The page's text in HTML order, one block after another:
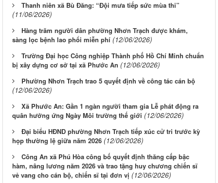
Thanh niên xã Bù Đăng: “Đội mưa tiếp sức mùa thi”
(11/06/2026)
Hàng trăm người dân phường Nhơn Trạch được khám,
sàng lọc bệnh lao phổi miễn phí (12/06/2026)
Trường Đại học Công nghiệp Thành phố Hồ Chí Minh chuẩn
bị xây dựng cơ sở tại xã Phước An (12/06/2026)
Phường Nhơn Trạch trao 5 quyết định về công tác cán bộ
(12/06/2026)
Xã Phước An: Gần 1 ngàn người tham gia Lễ phát động ra
quân hưởng ứng Ngày Môi trường thế giới (12/06/2026)
Đại biểu HĐND phường Nhơn Trạch tiếp xúc cử tri trước kỳ
họp thường lệ giữa năm 2026 (12/06/2026)
Công An xã Phú Hòa công bố quyết định thăng cấp bậc
hàm, nâng lương năm 2026 và trao tặng huy chương chiến sĩ
vẻ vang cho cán bộ, chiến sĩ tại đơn vị (12/06/2026)